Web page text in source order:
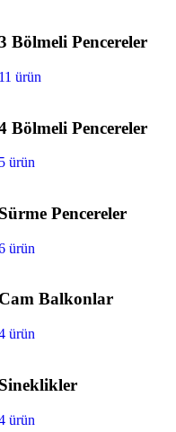
Bölmeli Pencereler
ürün
Bölmeli Pencereler
ürün
Pencereler
ürün
Balkonlar
ürün
ürün